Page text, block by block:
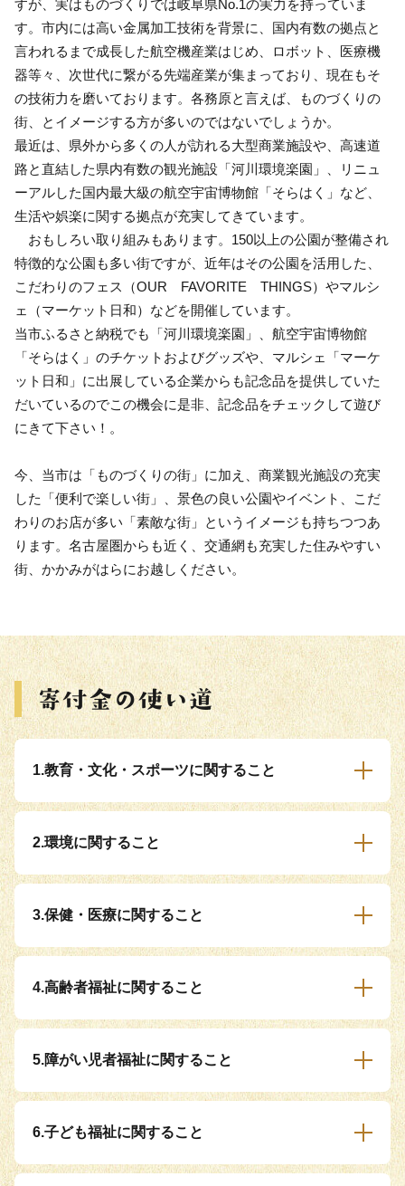
すが、実はものづくりでは岐阜県No.1の実力を持っていま
す。市内には高い金属加工技術を背景に、国内有数の拠点と
言われるまで成長した航空機産業はじめ、ロボット、医療機
器等々、次世代に繋がる先端産業が集まっており、現在もそ
の技術力を磨いております。各務原と言えば、ものづくりの
街、とイメージする方が多いのではないでしょうか。
最近は、県外から多くの人が訪れる大型商業施設や、高速道
路と直結した県内有数の観光施設「河川環境楽園」、リニュ
ーアルした国内最大級の航空宇宙博物館「そらはく」など、
生活や娯楽に関する拠点が充実してきています。
おもしろい取り組みもあります。150以上の公園が整備され
特徴的な公園も多い街ですが、近年はその公園を活用した、
こだわりのフェス（OUR FAVORITE THINGS）やマルシ
ェ（マーケット日和）などを開催しています。
当市ふるさと納税でも「河川環境楽園」、航空宇宙博物館
「そらはく」のチケットおよびグッズや、マルシェ「マーケ
ット日和」に出展している企業からも記念品を提供していた
だいているのでこの機会に是非、記念品をチェックして遊び
にきて下さい！。
今、当市は「ものづくりの街」に加え、商業観光施設の充実
した「便利で楽しい街」、景色の良い公園やイベント、こだ
わりのお店が多い「素敵な街」というイメージも持ちつつあ
ります。名古屋圏からも近く、交通網も充実した住みやすい
街、かかみがはらにお越しください。
1.教育・文化・スポーツに関すること
2.環境に関すること
3.保健・医療に関すること
4.高齢者福祉に関すること
5.障がい児者福祉に関すること
6.子ども福祉に関すること